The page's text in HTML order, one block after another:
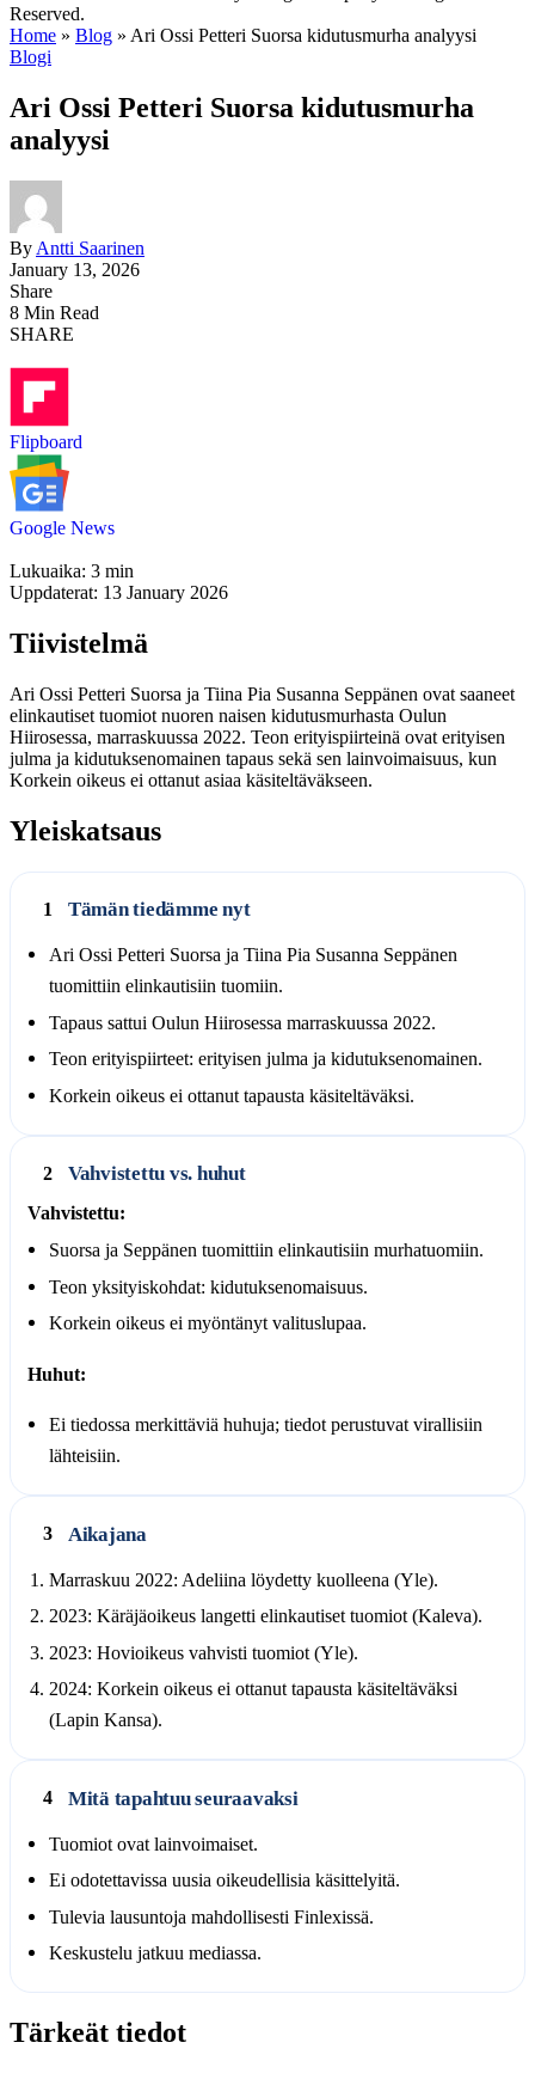
Reserved.
Home » Blog » Ari Ossi Petteri Suorsa kidutusmurha analyysi
Blogi
Ari Ossi Petteri Suorsa kidutusmurha
analyysi
By Antti Saarinen
January 13, 2026
Share
8 Min Read
SHARE
Flipboard
Google News
Lukuaika: 3 min
Uppdaterat: 13 January 2026
Tiivistelmä
Ari Ossi Petteri Suorsa ja Tiina Pia Susanna Seppänen ovat saaneet
elinkautiset tuomiot nuoren naisen kidutusmurhasta Oulun
Hiirosessa, marraskuussa 2022. Teon erityispiirteinä ovat erityisen
julma ja kidutuksenomainen tapaus sekä sen lainvoimaisuus, kun
Korkein oikeus ei ottanut asiaa käsiteltäväkseen.
Yleiskatsaus
1 Tämän tiedämme nyt
Ari Ossi Petteri Suorsa ja Tiina Pia Susanna Seppänen
tuomittiin elinkautisiin tuomiin.
Tapaus sattui Oulun Hiirosessa marraskuussa 2022.
Teon erityispiirteet: erityisen julma ja kidutuksenomainen.
Korkein oikeus ei ottanut tapausta käsiteltäväksi.
2
Vahvistettu vs. huhut
Vahvistettu:
Suorsa ja Seppänen tuomittiin elinkautisiin murhatuomiin.
Teon yksityiskohdat: kidutuksenomaisuus.
Korkein oikeus ei myöntänyt valituslupaa.
Huhut:
Ei tiedossa merkittäviä huhuja; tiedot perustuvat virallisiin
lähteisiin.
3 Aikajana
Marraskuu 2022: Adeliina löydetty kuolleena (Yle).
2023: Käräjäoikeus langetti elinkautiset tuomiot (Kaleva).
2023: Hovioikeus vahvisti tuomiot (Yle).
2024: Korkein oikeus ei ottanut tapausta käsiteltäväksi
(Lapin Kansa).
4 Mitä tapahtuu seuraavaksi
Tuomiot ovat lainvoimaiset.
Ei odotettavissa uusia oikeudellisia käsittelyitä.
Tulevia lausuntoja mahdollisesti Finlexissä.
Keskustelu jatkuu mediassa.
Tärkeät tiedot